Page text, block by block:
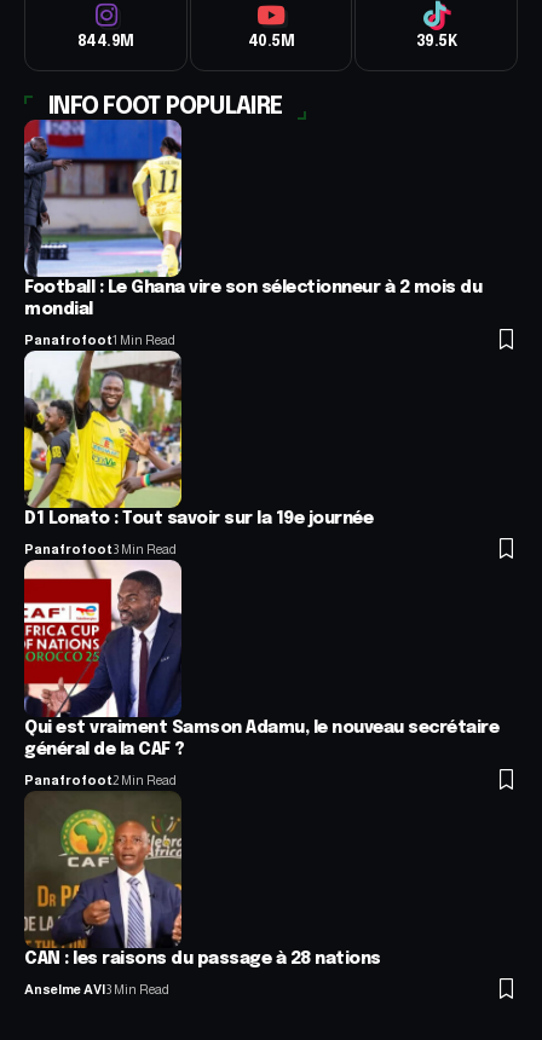
844.9M 40.5M 39.5K
INFO FOOT POPULAIRE
Football : Le Ghana vire son sélectionneur à 2 mois du
mondial
Panafrofoot1 Min Read
D1 Lonato : Tout savoir sur la 19e journée
Panafrofoot3 Min Read
Qui est vraiment Samson Adamu, le nouveau secrétaire
général de la CAF ?
Panafrofoot2 Min Read
CAN : les raisons du passage à 28 nations
Anselme AVI3 Min Read